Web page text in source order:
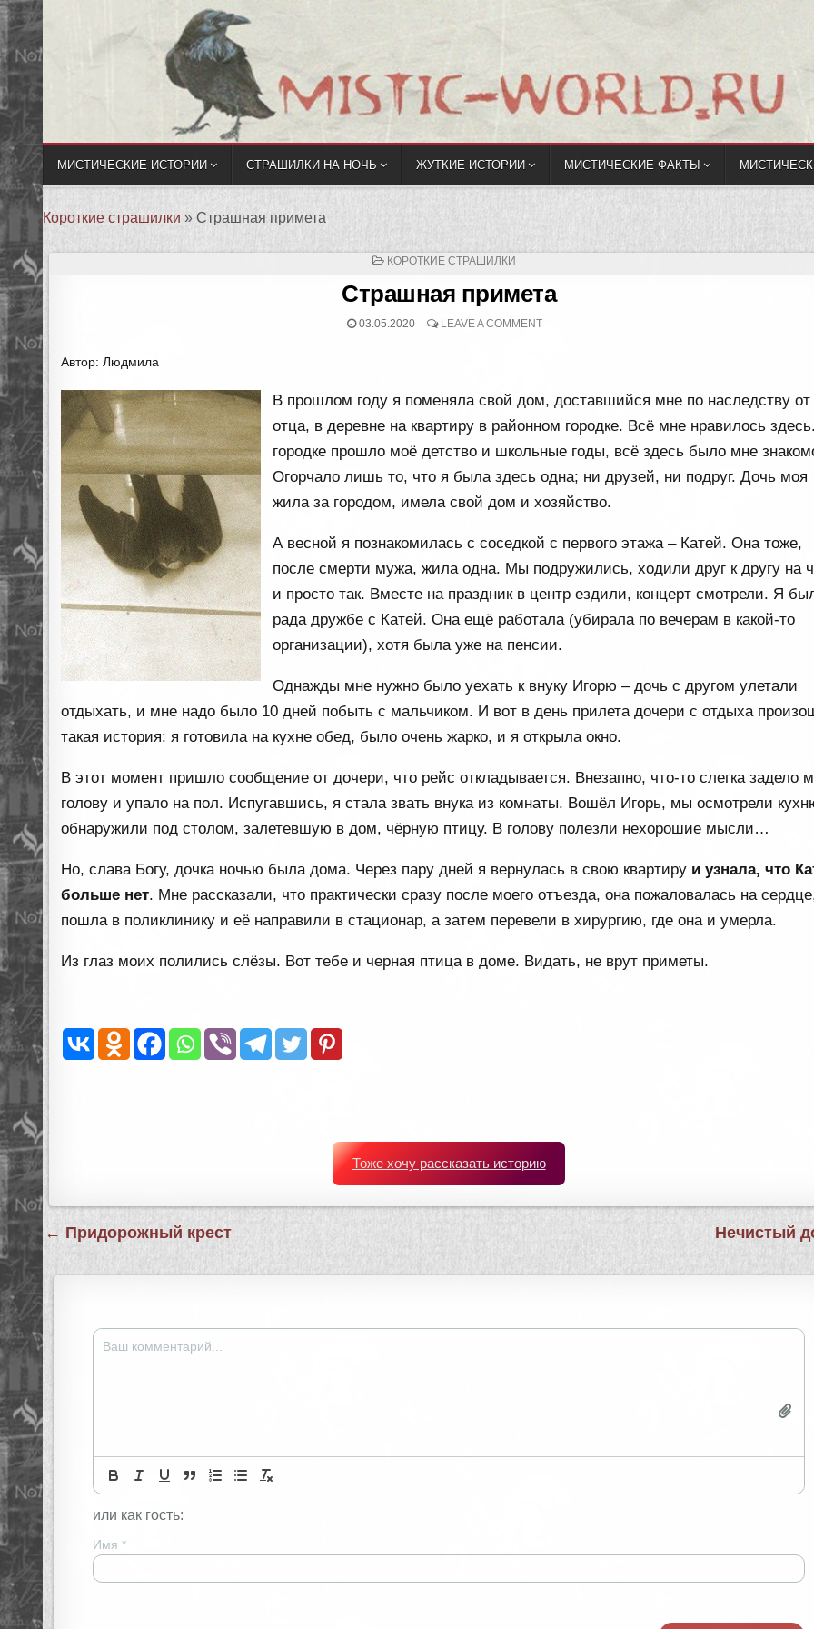
МИСТИЧЕСКИЕ ИСТОРИИ СТРАШИЛКИ НА НОЧЬ ЖУТКИЕ ИСТОРИИ МИСТИЧЕСКИЕ ФАКТЫ
Короткие страшилки » Страшная примета
ОПУБЛИКОВАНО
КОРОТКИЕ СТРАШИЛКИ
Страшная примета
03.05.2020 LEAVE A COMMENT
Автор: Людмила
В прошлом году я поменяла свой дом, доставшийся мне по наследству от
отца, в деревне на квартиру в районном городке. Всё мне нравилось
городке прошло моё детство и школьные годы, всё здесь было мне
Огорчало лишь то, что я была здесь одна; ни друзей, ни подруг. Дочь моя
жила за городом, имела свой дом и хозяйство.
А весной я познакомилась с соседкой с первого этажа – Катей. Она тоже,
после смерти мужа, жила одна. Мы подружились, ходили друг к другу на
и просто так. Вместе на праздник в центр ездили, концерт смотрели. Я
рада дружбе с Катей. Она ещё работала (убирала по вечерам в какой-то
организации), хотя была уже на пенсии.
Однажды мне нужно было уехать к внуку Игорю – дочь с другом улетали
отдыхать, и мне надо было 10 дней побыть с мальчиком. И вот в день прилета дочери с отдыха
такая история: я готовила на кухне обед, было очень жарко, и я открыла окно.
В этот момент пришло сообщение от дочери, что рейс откладывается. Внезапно, что-то слегка задело
голову и упало на пол. Испугавшись, я стала звать внука из комнаты. Вошёл Игорь, мы осмотрели
обнаружили под столом, залетевшую в дом, чёрную птицу. В голову полезли нехорошие мысли…
Но, слава Богу, дочка ночью была дома. Через пару дней я вернулась в свою квартиру и узнала, что
больше нет. Мне рассказали, что практически сразу после моего отъезда, она пожаловалась на
пошла в поликлинику и её направили в стационар, а затем перевели в хирургию, где она и умерла.
Из глаз моих полились слёзы. Вот тебе и черная птица в доме. Видать, не врут приметы.
Тоже хочу рассказать историю
Навигация
по
записям
← Придорожный крест Нечистый
или как гость:
Имя *